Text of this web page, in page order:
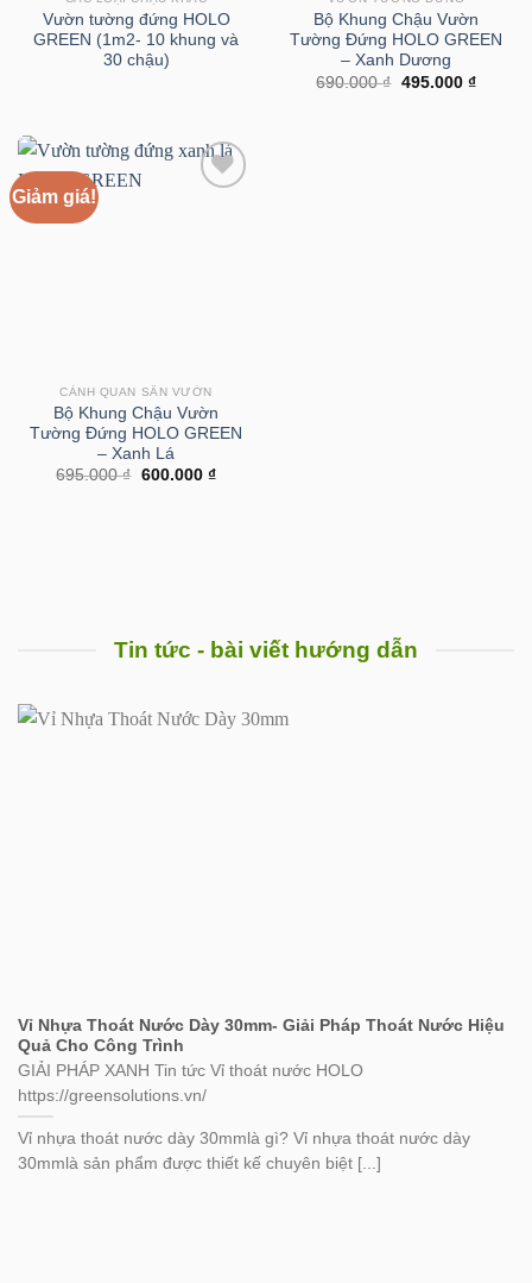
Vườn tường đứng HOLO
GREEN (1m2- 10 khung và
30 chậu)
Bộ Khung Chậu Vườn
Tường Đứng HOLO GREEN
– Xanh Dương
690.000₫ Giá
495.000 ₫Giá
Giảm giá!
CẢNH QUAN SÂN VƯỜN
Bộ Khung Chậu Vườn
Tường Đứng HOLO GREEN
– Xanh Lá
695.000₫ Giá
600.000 ₫Giá
Tin tức - bài viết hướng dẫn
Vỉ Nhựa Thoát Nước Dày 30mm- Giải Pháp Thoát Nước Hiệu
Quả Cho Công Trình
GIẢI PHÁP XANH Tin tức Vỉ thoát nước HOLO
https://greensolutions.vn/
Vỉ nhựa thoát nước dày 30mmlà gì? Vỉ nhựa thoát nước dày
30mmlà sản phẩm được thiết kế chuyên biệt [...]